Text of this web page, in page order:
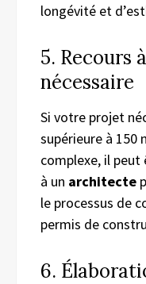
longévité et
5. Recours
nécessaire
Si votre projet
supérieure à 150
complexe, il
à un architecte
le processus de
permis de
6.